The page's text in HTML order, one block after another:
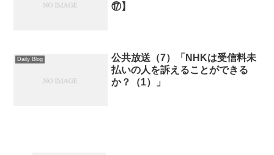
⑰】
Daily Blog
公共放送（7）「NHKは受信料未
払いの人を訴えることができる
か？（1）」